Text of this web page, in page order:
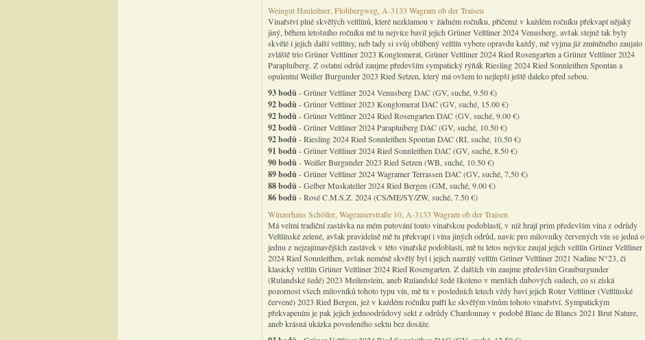
Weingut Hauleitner, Flohbergweg, A-3133 Wagram ob der Traisen
Vinařství plné skvělých veltlínů, které nezklamou v žádném ročníku, přičemž v každém ročníku překvapí nějaký
jiný, během letošního ročníku mě tu nejvíce bavil jejich Grüner Veltliner 2024 Venusberg, avšak stejně tak byly
skvělé i jejich další veltlíny, neb tady si svůj oblíbený veltlín vybere opravdu každý, mě vyjma již zmíněného zaujalo
zvláště trio Grüner Veltliner 2023 Konglomerat, Grüner Veltliner 2024 Ried Rosengarten a Grüner Veltliner 2024
Parapluiberg. Z ostatní odrůd zaujme především sympatický rýňák Riesling 2024 Ried Sonnleithen Spontan a
opulentní Weißer Burgunder 2023 Ried Setzen, který má ovšem to nejlepší ještě daleko před sebou.
93 bodů- Grüner Veltliner 2024 Venusberg DAC (GV, suché, 9.50 €)
92 bodů- Grüner Veltliner 2023 Konglomerat DAC (GV, suché, 15.00 €)
92 bodů- Grüner Veltliner 2024 Ried Rosengarten DAC (GV, suché, 9.00 €)
92 bodů- Grüner Veltliner 2024 Parapluiberg DAC (GV, suché, 10.50 €)
92 bodů- Riesling 2024 Ried Sonnleithen Spontan DAC (RI, suché, 10.50 €)
91 bodů- Grüner Veltliner 2024 Ried Sonnleithen DAC (GV, suché, 8.50 €)
90 bodů- Weißer Burgunder 2023 Ried Setzen (WB, suché, 10.50 €)
89 bodů- Grüner Veltliner 2024 Wagramer Terrassen DAC (GV, suché, 7,50 €)
88 bodů- Gelber Muskateller 2024 Ried Bergen (GM, suché, 9.00 €)
86 bodů- Rosé C.M.S.Z. 2024 (CS/ME/SY/ZW, suché, 7.50 €)
Winzerhaus Schöller, Wagramerstraße 10, A-3133 Wagram ob der Traisen
Má velmi tradiční zastávka na mém putování touto vinařskou podoblastí, v níž hrají prim především vína z odrůdy
Veltlínské zelené, avšak pravidelně mě tu překvapí i vína jiných odrůd, navíc pro milovníky červených vín se jedná o
jednu z nejzajímavějších zastávek v této vinařské podoblasti, mě tu letos nejvíce zaujal jejich veltlín Grüner Veltliner
2024 Ried Sonnleithen, avšak neméně skvělý byl i jejich nazrálý veltlín Grüner Veltliner 2021 Nadine N°23, či
klasický veltlín Grüner Veltliner 2024 Ried Rosengarten. Z dalších vín zaujme především Grauburgunder
(Rulandské šedé) 2023 Meilenstein, aneb Rulandské šedé školeno v menších dubových sudech, co si získá
pozornost všech milovníků tohoto typu vín, mě tu v posledních letech vždy baví jejich Roter Veltliner (Veltlínské
červené) 2023 Ried Bergen, jež v každém ročníku patří ke skvělým vínům tohoto vinařství. Sympatickým
překvapením je pak jejich jednoodrůdový sekt z odrůdy Chardonnay v podobě Blanc de Blancs 2021 Brut Nature,
aneb krásná ukázka povedeného sektu bez dosáže.